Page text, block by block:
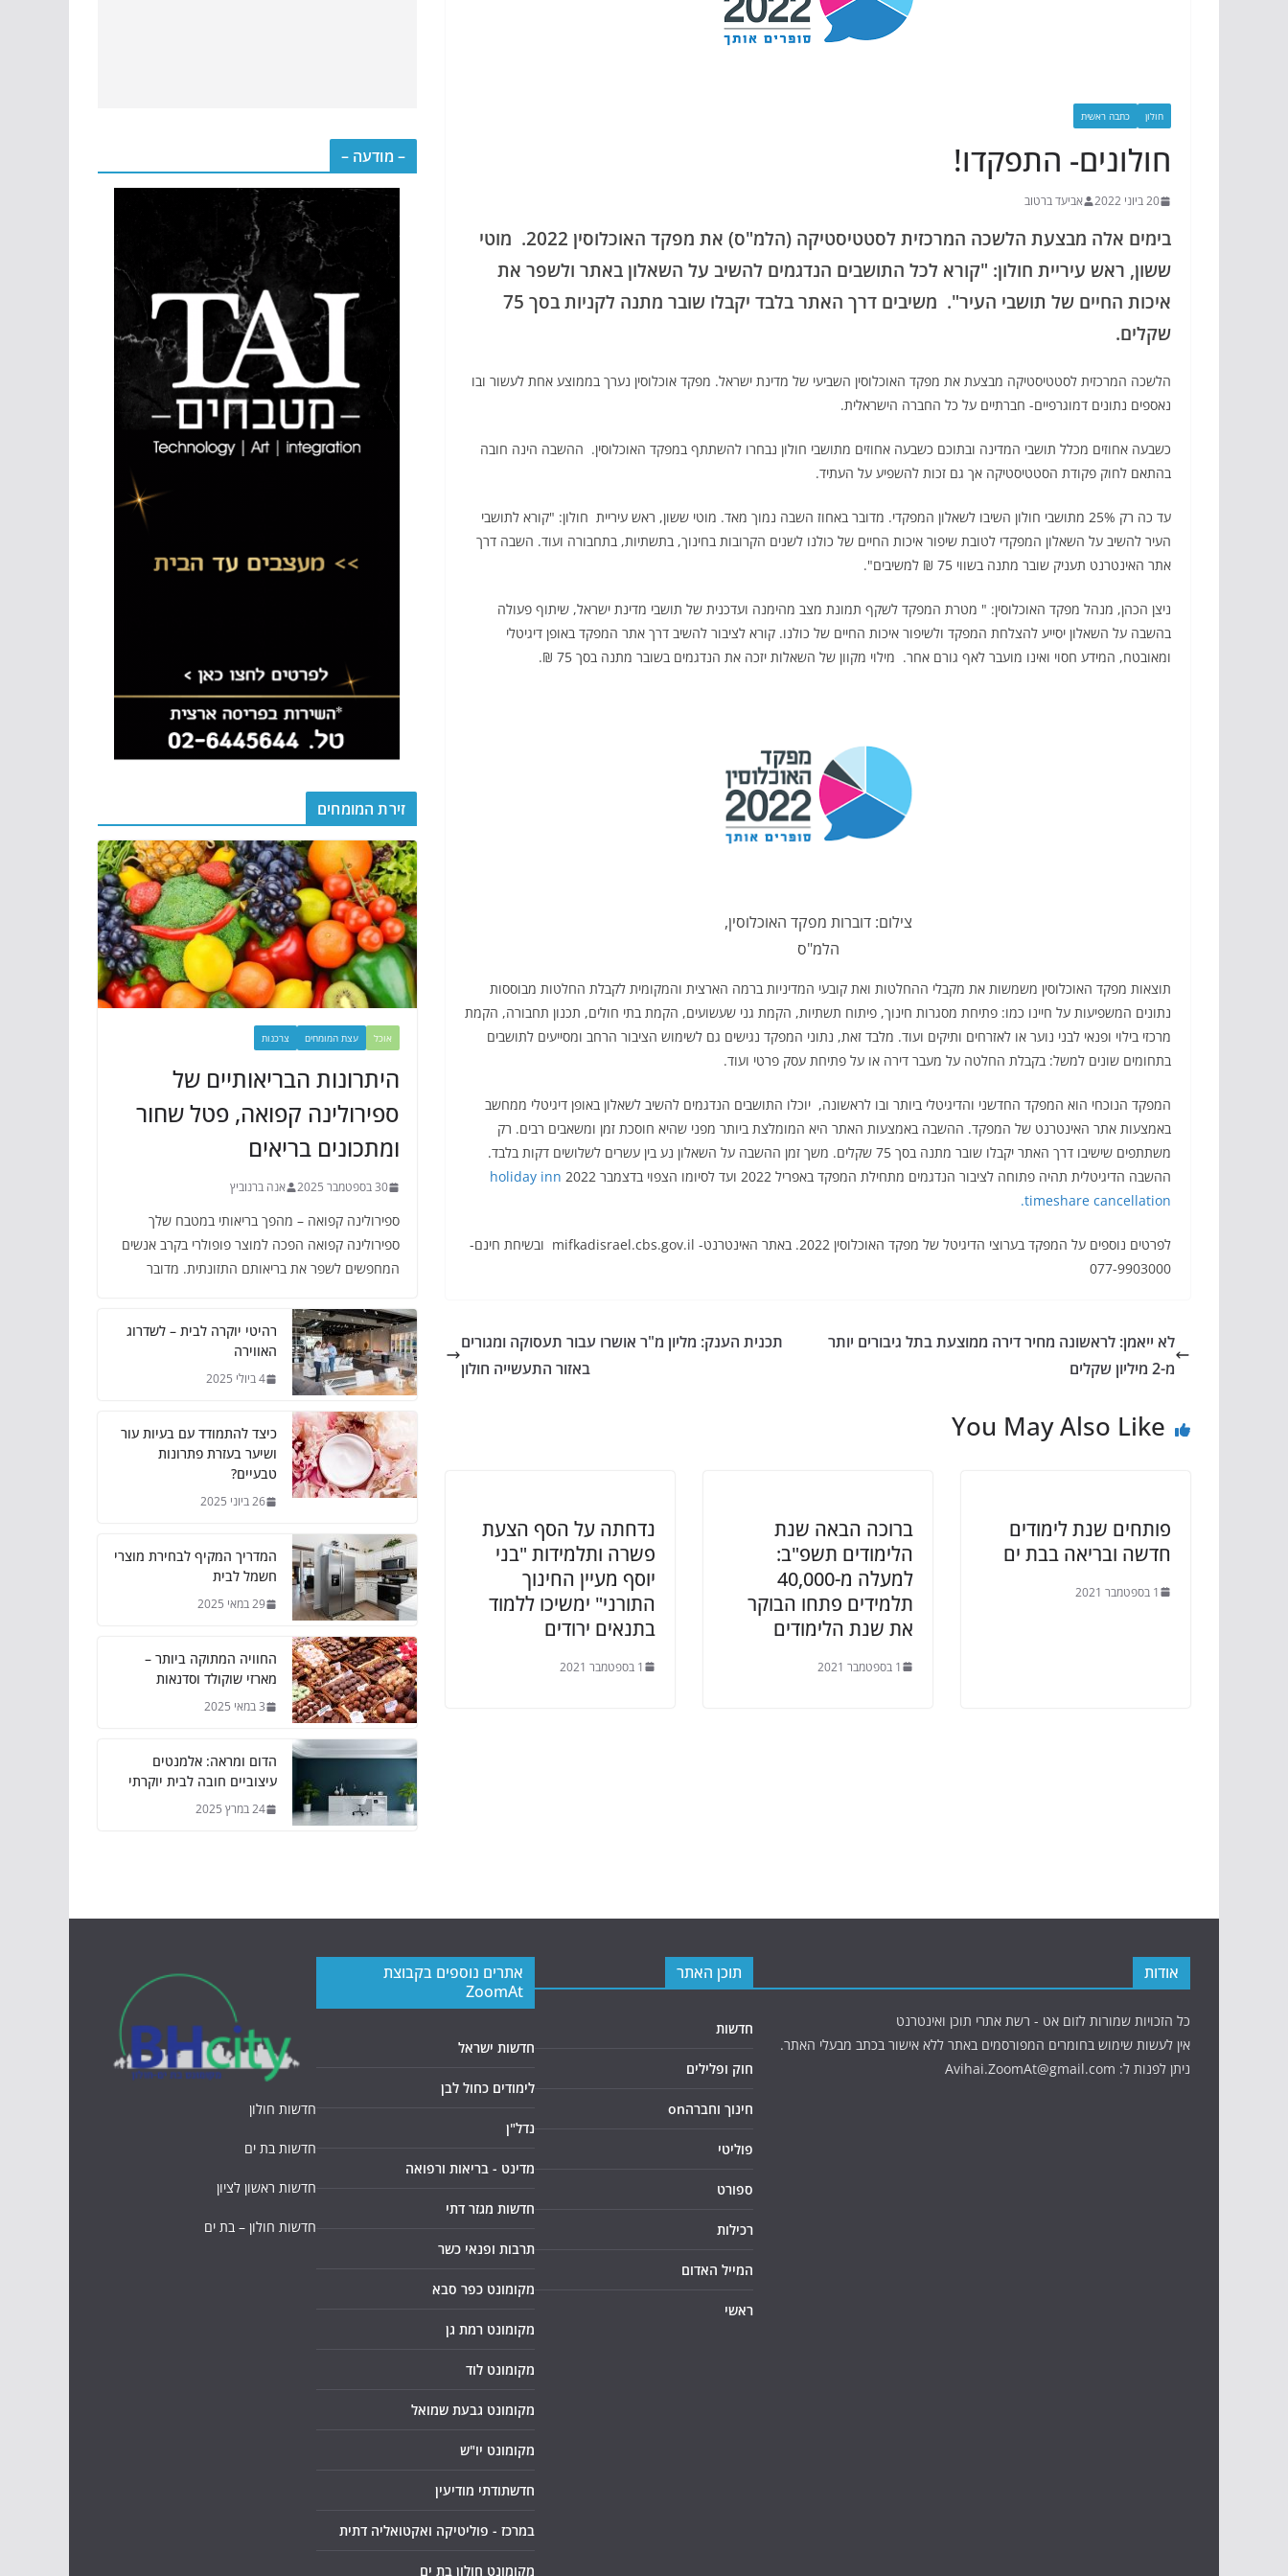
חולון כתבה ראשית
חולונים- התפקדו!
20 ביוני 2022 אביעד ברטוב
בימים אלה מבצעת הלשכה המרכזית לסטטיסטיקה (הלמ"ס) את מפקד האוכלוסין 2022. מוטי
ששון, ראש עיריית חולון: "קורא לכל התושבים הנדגמים להשיב על השאלון באתר ולשפר את
איכות החיים של תושבי העיר". משיבים דרך האתר בלבד יקבלו שובר מתנה לקניות בסך 75
שקלים.
הלשכה המרכזית לסטטיסטיקה מבצעת את מפקד האוכלוסין השביעי של מדינת ישראל. מפקד אוכלוסין נערך בממוצע אחת לעשור ובו
נאספים נתונים דמוגרפיים- חברתיים על כל החברה הישראלית.
כשבעה אחוזים מכלל תושבי המדינה ובתוכם כשבעה אחוזים מתושבי חולון נבחרו להשתתף במפקד האוכלוסין. ההשבה הינה חובה
בהתאם לחוק פקודת הסטטיסטיקה אך גם זכות להשפיע על העתיד.
עד כה רק 25% מתושבי חולון השיבו לשאלון המפקדי. מדובר באחוז השבה נמוך מאד. מוטי ששון, ראש עיריית חולון: "קורא לתושבי
העיר להשיב על השאלון המפקדי לטובת שיפור איכות החיים של כולנו לשנים הקרובות בחינוך, בתשתיות, בתחבורה ועוד. השבה דרך
אתר האינטרנט תעניק שובר מתנה בשווי 75 ₪ למשיבים".
ניצן הכהן, מנהל מפקד האוכלוסין: " מטרת המפקד לשקף תמונת מצב מהימנה ועדכנית של תושבי מדינת ישראל, שיתוף פעולה
בהשבה על השאלון יסייע להצלחת המפקד ולשיפור איכות החיים של כולנו. קורא לציבור להשיב דרך אתר המפקד באופן דיגיטלי
ומאובטח, המידע חסוי ואינו מועבר לאף גורם אחר. מילוי מקוון של השאלות יזכה את הנדגמים בשובר מתנה בסך 75 ₪.
צילום: דוברות מפקד האוכלוסין,
הלמ"ס
תוצאות מפקד האוכלוסין משמשות את מקבלי ההחלטות ואת קובעי המדיניות ברמה הארצית והמקומית לקבלת החלטות מבוססות
נתונים המשפיעות על חיינו כמו: פתיחת מסגרות חינוך, פיתוח תשתיות, הקמת גני שעשועים, הקמת בתי חולים, תכנון תחבורה, הקמת
מרכזי בילוי ופנאי לבני נוער או לאזרחים ותיקים ועוד. מלבד זאת, נתוני המפקד נגישים גם לשימוש הציבור הרחב ומסייעים לתושבים
בתחומים שונים למשל: בקבלת החלטה על מעבר דירה או על פתיחת עסק פרטי ועוד.
המפקד הנוכחי הוא המפקד החדשני והדיגיטלי ביותר ובו לראשונה, יוכלו התושבים הנדגמים להשיב לשאלון באופן דיגיטלי ממחשב
באמצעות אתר האינטרנט של המפקד. ההשבה באמצעות האתר היא המומלצת ביותר מפני שהיא חוסכת זמן ומשאבים רבים. רק
משתתפים שישיבו דרך האתר יקבלו שובר מתנה בסך 75 שקלים. משך זמן ההשבה על השאלון נע בין עשרים לשלושים דקות בלבד.
ההשבה הדיגיטלית תהיה פתוחה לציבור הנדגמים מתחילת המפקד באפריל 2022 ועד לסיומו הצפוי בדצמבר 2022
holiday inn
timeshare cancellation.
לפרטים נוספים על המפקד בערוצי הדיגיטל של מפקד האוכלוסין 2022. באתר האינטרנט- mifkadisrael.cbs.gov.il ובשיחת חינם-
077-9903000
לא ייאמן: לראשונה מחיר דירה ממוצעת בתל גיבורים יותר
מ-2 מיליון שקלים
תכנית הענק: מליון מ"ר אושרו עבור תעסוקה ומגורים
באזור התעשייה חולון
You May Also Like
פותחים שנת לימודים
חדשה ובריאה בבת ים
1 בספטמבר 2021
ברוכה הבאה שנת
הלימודים תשפ"ב:
למעלה מ-40,000
תלמידים פתחו הבוקר
את שנת הלימודים
1 בספטמבר 2021
נדחתה על הסף הצעת
פשרה ותלמידות "בני
יוסף מעיין החינוך
התורני" ימשיכו ללמוד
בתנאים ירודים
1 בספטמבר 2021
– מודעה –
זירת המומחים
אוכל עצת המומחים צרכנות
היתרונות הבריאותיים של
ספירולינה קפואה, פטל שחור
ומתכונים בריאים
30 בספטמבר 2025 אנה ברנוביץ
ספירולינה קפואה – מהפך בריאותי במטבח שלך
ספירולינה קפואה הפכה למוצר פופולרי בקרב אנשים
המחפשים לשפר את בריאותם התזונתית. מדובר
רהיטי יוקרה לבית – לשדרוג
האווירה
4 ביולי 2025
כיצד להתמודד עם בעיות עור
ושיער בעזרת פתרונות
טבעיים?
26 ביוני 2025
המדריך המקיף לבחירת מוצרי
חשמל לבית
29 במאי 2025
החוויה המתוקה ביותר –
מארזי שוקולד וסדנאות
3 במאי 2025
הדום ומראה: אלמנטים
עיצוביים חובה לבית יוקרתי
24 במרץ 2025
אודות
כל הזכויות שמורות לזום אט - רשת אתרי תוכן ואינטרנט
אין לעשות שימוש בחומרים המפורסמים באתר ללא אישור בכתב מבעלי האתר.
ניתן לפנות ל: Avihai.ZoomAt@gmail.com
תוכן האתר
חדשות
חוק ופלילים
חינוך וחברהon
פוליטי
ספורט
רכילות
המייל האדום
ראשי
אתרים נוספים בקבוצת
ZoomAt
חדשות ישראל
לימודים כחול לבן
נדל"ן
מדינט - בריאות ורפואה
חדשות מגזר דתי
תרבות ופנאי כשר
מקומונט כפר סבא
מקומונט רמת גן
מקומונט לוד
מקומונט גבעת שמואל
מקומונט יו"ש
חדשתודתי מודיעין
במרכז - פוליטיקה ואקטואליה דתית
מקומונט חולון בת ים
חדשות חולון
חדשות בת ים
חדשות ראשון לציון
חדשות חולון – בת ים